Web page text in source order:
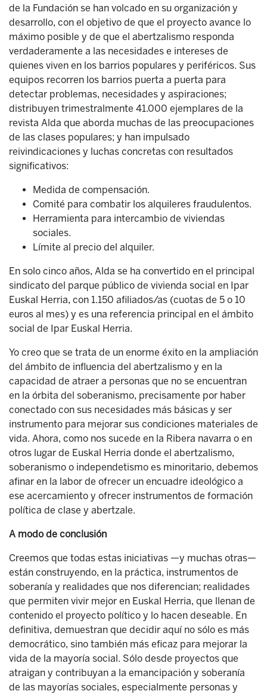
de la Fundación se han volcado en su organización y
desarrollo, con el objetivo de que el proyecto avance lo
máximo posible y de que el abertzalismo responda
verdaderamente a las necesidades e intereses de
quienes viven en los barrios populares y periféricos. Sus
equipos recorren los barrios puerta a puerta para
detectar problemas, necesidades y aspiraciones;
distribuyen trimestralmente 41.000 ejemplares de la
revista Alda que aborda muchas de las preocupaciones
de las clases populares; y han impulsado
reivindicaciones y luchas concretas con resultados
significativos:
Medida de compensación.
Comité para combatir los alquileres fraudulentos.
Herramienta para intercambio de viviendas
sociales.
Límite al precio del alquiler.
En solo cinco años, Alda se ha convertido en el principal
sindicato del parque público de vivienda social en Ipar
Euskal Herria, con 1.150 afiliados/as (cuotas de 5 o 10
euros al mes) y es una referencia principal en el ámbito
social de Ipar Euskal Herria.
Yo creo que se trata de un enorme éxito en la ampliación
del ámbito de influencia del abertzalismo y en la
capacidad de atraer a personas que no se encuentran
en la órbita del soberanismo, precisamente por haber
conectado con sus necesidades más básicas y ser
instrumento para mejorar sus condiciones materiales de
vida. Ahora, como nos sucede en la Ribera navarra o en
otros lugar de Euskal Herria donde el abertzalismo,
soberanismo o independetismo es minoritario, debemos
afinar en la labor de ofrecer un encuadre ideológico a
ese acercamiento y ofrecer instrumentos de formación
política de clase y abertzale.
A modo de conclusión
Creemos que todas estas iniciativas —y muchas otras—
están construyendo, en la práctica, instrumentos de
soberanía y realidades que nos diferencian; realidades
que permiten vivir mejor en Euskal Herria, que llenan de
contenido el proyecto político y lo hacen deseable. En
definitiva, demuestran que decidir aquí no sólo es más
democrático, sino también más eficaz para mejorar la
vida de la mayoría social. Sólo desde proyectos que
atraigan y contribuyan a la emancipación y soberanía
de las mayorías sociales, especialmente personas y